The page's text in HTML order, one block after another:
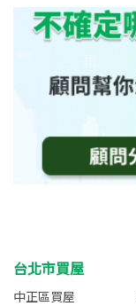
台北市買屋
中正區買屋